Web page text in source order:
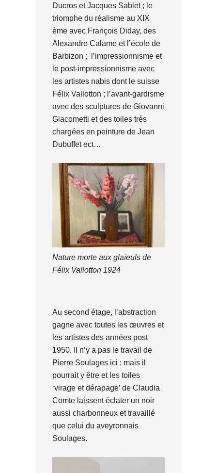
Ducros et Jacques Sablet ; le
triomphe du réalisme au XIX
ème avec François Diday, des
Alexandre Calame et l’école de
Barbizon ; l’impressionnisme et
le post-impressionnisme avec
les artistes nabis dont le suisse
Félix Vallotton ; l’avant-gardisme
avec des sculptures de Giovanni
Giacometti et des toiles très
chargées en peinture de Jean
Dubuffet ect…
Nature morte aux glaïeuls de
Félix Vallotton 1924
Au second étage, l’abstraction
gagne avec toutes les œuvres et
les artistes des années post
1950. Il n’y a pas le travail de
Pierre Soulages ici ; mais il
pourrait y être et les toiles
‘virage et dérapage’ de Claudia
Comte laissent éclater un noir
aussi charbonneux et travaillé
que celui du aveyronnais
Soulages.